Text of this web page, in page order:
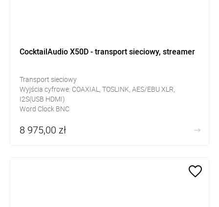
CocktailAudio X50D - transport sieciowy, streamer
Transport sieciowy
Wyjścia cyfrowe: COAXIAL, TOSLINK, AES/EBU XLR,
I2S(USB HDMI)
Word Clock BNC
Procesor ARM Cortex A9
8 975,00 zł